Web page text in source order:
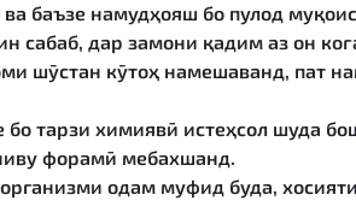
баъзе намудҳояш бо пулод
сабаб, дар замони қадим аз он
шӯстан кӯтоҳ намешаванд, пат
тарзи химиявӣ истеҳсол шуда
форамӣ мебахшанд.
одам муфид буда,